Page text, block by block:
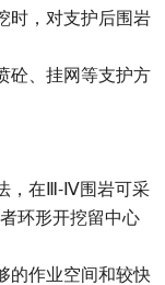
时，对支护后围岩
砼、挂网等支护方
，在Ⅲ - Ⅳ围岩可采
环形开挖留中心
的作业空间和较快